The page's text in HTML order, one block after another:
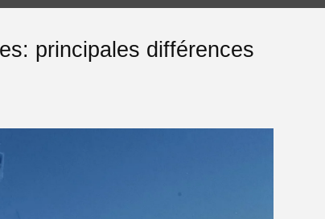
principales différences